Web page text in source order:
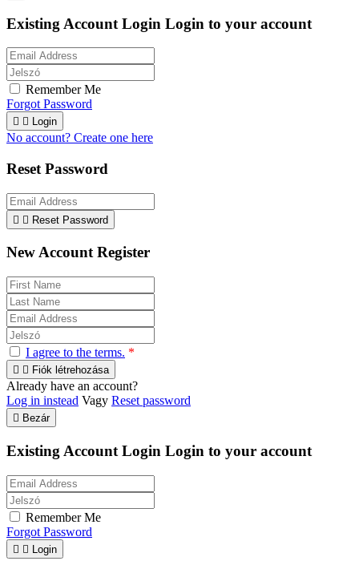
Existing Account Login Login to your account
Remember Me
Forgot Password
  Login
No account? Create one here
Reset Password
  Reset Password
New Account Register
I agree to the terms. *
  Fiók létrehozása
Already have an account?
Log in instead Vagy Reset password
 Bezár
Existing Account Login Login to your account
Remember Me
Forgot Password
  Login